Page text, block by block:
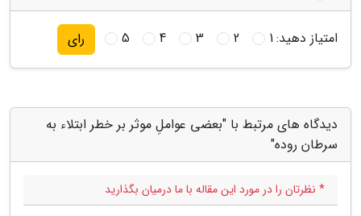
امتیاز دهید:1
2
3
4
5 رای
دیدگاه های مرتبط با "بعضی عواملِ موثر بر خطر ابتلاء به
سرطان روده"
* نظرتان را در مورد این مقاله با ما درمیان بگذارید